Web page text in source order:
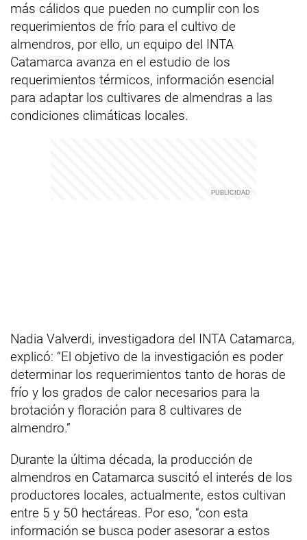
más cálidos que pueden no cumplir con los
requerimientos de frío para el cultivo de
almendros, por ello, un equipo del INTA
Catamarca avanza en el estudio de los
requerimientos térmicos, información esencial
para adaptar los cultivares de almendras a las
condiciones climáticas locales.
Nadia Valverdi, investigadora del INTA Catamarca,
explicó: “El objetivo de la investigación es poder
determinar los requerimientos tanto de horas de
frío y los grados de calor necesarios para la
brotación y floración para 8 cultivares de
almendro.”
Durante la última década, la producción de
almendros en Catamarca suscitó el interés de los
productores locales, actualmente, estos cultivan
entre 5 y 50 hectáreas. Por eso, “con esta
información se busca poder asesorar a estos